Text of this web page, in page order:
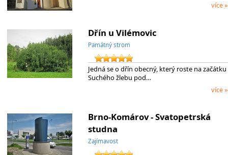
více »
Dřín u Vilémovic
Památný strom
Jedná se o dřín obecný, který roste na začátku
Suchého žlebu pod…
více »
Brno-Komárov - Svatopetrská
studna
Zajímavost